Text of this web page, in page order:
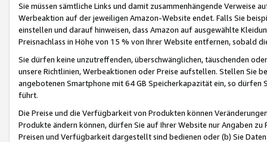
Sie müssen sämtliche Links und damit zusammenhängende
Werbeaktion auf der jeweiligen Amazon-Website endet. Falls Sie
einstellen und darauf hinweisen, dass Amazon auf ausgewählte
Preisnachlass in Höhe von 15 % von Ihrer Website entfernen, sobald
Sie dürfen keine unzutreffenden, überschwänglichen, täuschenden
unsere Richtlinien, Werbeaktionen oder Preise aufstellen. Stellen Sie
angebotenen Smartphone mit 64 GB Speicherkapazität ein, so dürfen
führt.
Die Preise und die Verfügbarkeit von Produkten können
Produkte ändern können, dürfen Sie auf Ihrer Website nur Angaben
Preisen und Verfügbarkeit dargestellt sind bedienen oder (b) Sie